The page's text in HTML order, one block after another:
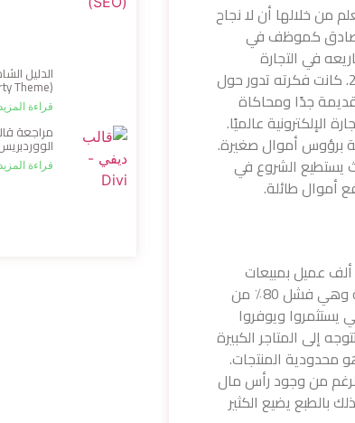
من خلالها أن لا نجاح
صادق كموظف في
في التجارة
الإلكترونية عام 2008. واسم المشروع مزود عربي والذي تغير اسمه إلى متاجر في 2010. كانت فكرته تدور حول
جدًا ومحاكاة
الإلكترونية عالميًا.
برؤوس أموال صغيرة.
يستطيع الشروع في
أموال طائلة.
كانت تجربة متاجر ناجحة في السعودية وفي عام 2014، وصل عدد العملاء لحوالي 900 ألف عميل بمبيعات
قُدرت بـ 26 مليون ريال سعودي سنويًا. لكن هناك مشكلة تم ملاحظتها من قبل الشركة وهي فشل 80٪ من
يستثمروا ويوفروا
إلى المتاجر الكبيرة
محدودية المنتجات.
من وجود رأس مال
بالطبع يضيع الكثير
الدليل
(mharty Theme)
قراءة
الووردبريس
قراءة